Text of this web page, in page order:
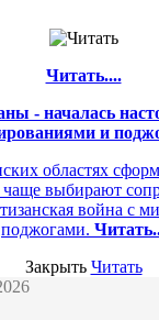
Читать....
- началась
и
областях
выбирают
война с
поджогами.
Закрыть Читать